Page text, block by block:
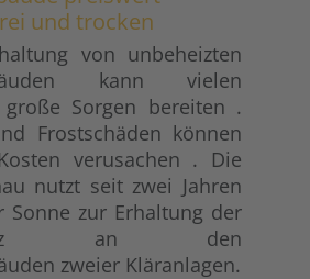
und trocken
von unbeheizten
kann vielen
große Sorgen bereiten .
Frostschäden können
verusachen . Die
nutzt seit zwei Jahren
Sonne zur Erhaltung der
an den
zweier Kläranlagen.